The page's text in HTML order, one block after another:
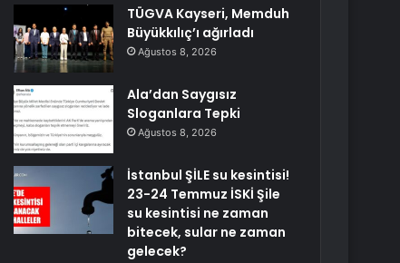
TÜGVA Kayseri, Memduh
Büyükkılıç’ı ağırladı
Ağustos 8, 2026
Ala’dan Saygısız
Sloganlara Tepki
Ağustos 8, 2026
İstanbul ŞİLE su kesintisi!
23-24 Temmuz İSKİ Şile
su kesintisi ne zaman
bitecek, sular ne zaman
gelecek?